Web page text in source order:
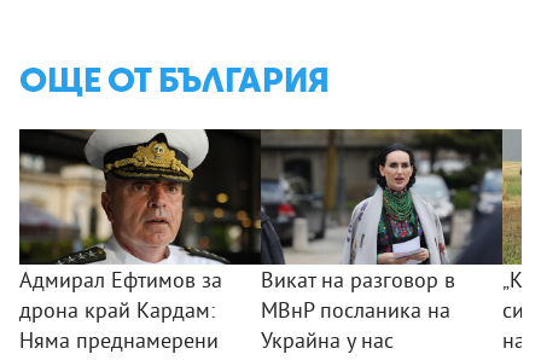
ОЩЕ ОТ БЪЛГАРИЯ
Адмирал Ефтимов за
дрона край Кардам:
Няма преднамерени
Викат на разговор в
МВнР посланика на
Украйна у нас
на